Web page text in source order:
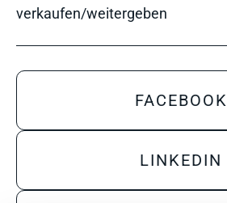
verkaufen/weitergeben
FACEBOOK
LINKEDIN